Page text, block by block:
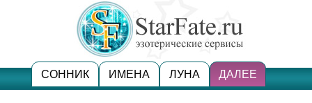
СОННИК ИМЕНА ЛУНА ДАЛЕЕ